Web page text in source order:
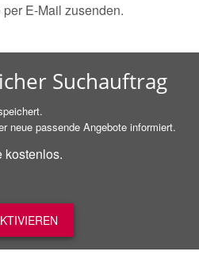
E-Mail zusenden.
Suchauftrag
neue passende Angebote informiert.
kostenlos.